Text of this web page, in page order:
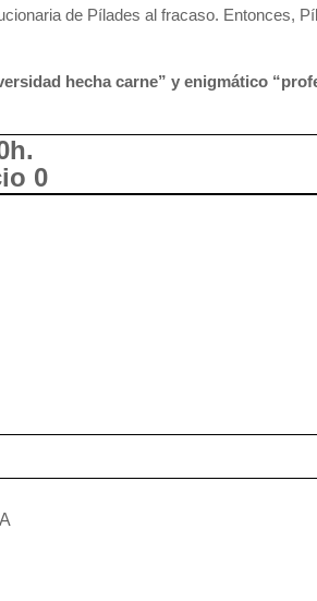
de Pílades al fracaso. Entonces,
hecha carne” y enigmático
0